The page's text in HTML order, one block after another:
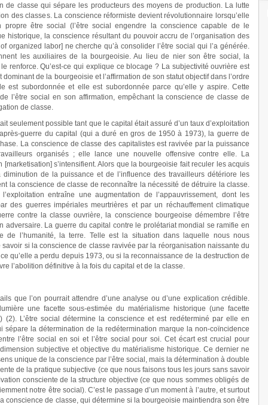
de classe qui sépare les producteurs des moyens de production. La lutte
des classes. La conscience réformiste devient révolutionnaire lorsqu’elle
propre être social (l’être social engendre la conscience capable de le
historique, la conscience résultant du pouvoir accru de l’organisation des
organized labor] ne cherche qu’à consolider l’être social qui l’a générée.
les auxiliaires de la bourgeoisie. Au lieu de nier son être social, la
renforce. Qu’est-ce qui explique ce blocage ? La subjectivité ouvrière est
de la bourgeoisie et l’affirmation de son statut objectif dans l’ordre
est subordonnée et elle est subordonnée parce qu’elle y aspire. Cette
l’être social en son affirmation, empêchant la conscience de classe de
de classe.
seulement possible tant que le capital était assuré d’un taux d’exploitation
guerre du capital (qui a duré en gros de 1950 à 1973), la guerre de
La conscience de classe des capitalistes est ravivée par la puissance
organisés ; elle lance une nouvelle offensive contre elle. La
s’intensifient. Alors que la bourgeoisie fait reculer les acquis
de la puissance et de l’influence des travailleurs détériore les
la conscience de classe de reconnaître la nécessité de détruire la classe.
entraîne une augmentation de l’appauvrissement, dont les
des guerres impériales meurtrières et par un réchauffement climatique
contre la classe ouvrière, la conscience bourgeoise démembre l’être
adversaire. La guerre du capital contre le prolétariat mondial se ramifie en
de l’humanité, la terre. Telle est la situation dans laquelle nous nous
si la conscience de classe ravivée par la réorganisation naissante du
qu’elle a perdu depuis 1973, ou si la reconnaissance de la destruction de
l’abolition définitive à la fois du capital et de la classe.
que l’on pourrait attendre d’une analyse ou d’une explication crédible.
une facette sous-estimée du matérialisme historique (une facette
(2). L’être social détermine la conscience et est redéterminé par elle en
sépare la détermination de la redétermination marque la non-coïncidence
l’être social en soi et l’être social pour soi. Cet écart est crucial pour
subjective et objective du matérialisme historique. Ce dernier ne
unique de la conscience par l’être social, mais la détermination à double
de la pratique subjective (ce que nous faisons tous les jours sans savoir
consciente de la structure objective (ce que nous sommes obligés de
notre être social). C’est le passage d’un moment à l’autre, et surtout
conscience de classe, qui détermine si la bourgeoisie maintiendra son être